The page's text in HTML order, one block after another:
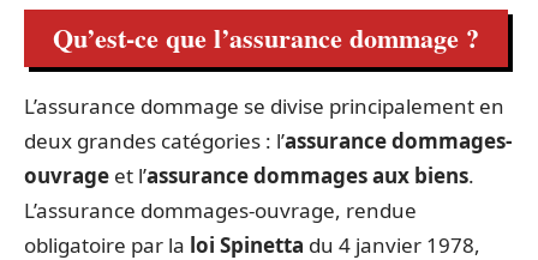
Qu’est-ce que l’assurance dommage ?
L’assurance dommage se divise principalement en
deux grandes catégories : l’assurance dommages-
ouvrage et l’assurance dommages aux biens.
L’assurance dommages-ouvrage, rendue
obligatoire par la loi Spinetta du 4 janvier 1978,